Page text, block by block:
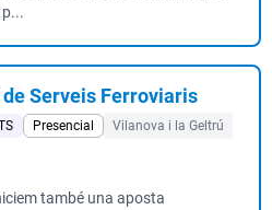
Serveis Ferroviaris
Presencial
Vilanova i la Geltrú
també una aposta